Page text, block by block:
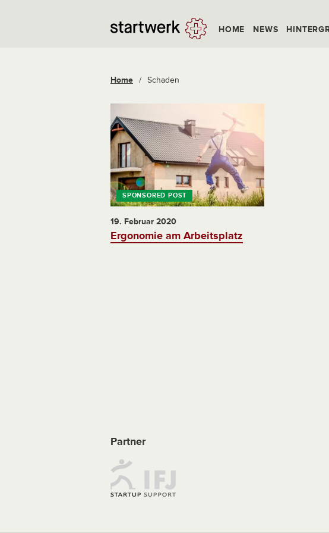
HOME NEWS
Home / Schaden
19. Februar 2020
Ergonomie am Arbeitsplatz
Partner